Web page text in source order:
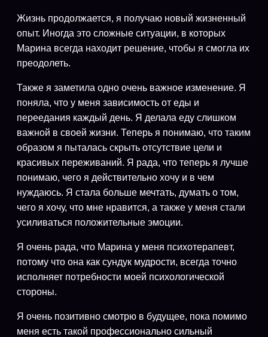
Жизнь продолжается, я получаю новый жизненный
опыт. Иногда это сложные ситуации, в которых
Марина всегда находит решение, чтобы я смогла их
преодолеть.
Также я заметила одно очень важное изменение. Я
поняла, что у меня зависимость от еды и
переедания каждый день. Я делала еду слишком
важной в своей жизни. Теперь я понимаю, что таким
образом я пыталась скрыть отсутствие цели и
красивых переживаний. Я рада, что теперь я лучше
понимаю, чего я действительно хочу и в чем
нуждаюсь. Я стала больше мечтать, думать о том,
чего я хочу, что мне нравится, а также у меня стали
усиливаться положительные эмоции.
Я очень рада, что Марина у меня психотерапевт,
потому что она как сундук мудрости, всегда точно
исполняет потребности моей психологической
стороны.
Я очень позитивно смотрю в будущее, пока помимо
меня есть такой профессионально сильный